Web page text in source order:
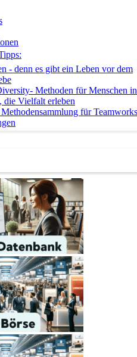
- denn es gibt ein Leben vor dem
Methoden für Menschen in
die Vielfalt erleben
für